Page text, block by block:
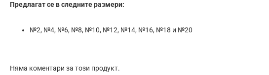
Предлагат се в следните размери:
№2, №4, №6, №8, №10, №12, №14, №16, №18 и №20
Няма коментари за този продукт.